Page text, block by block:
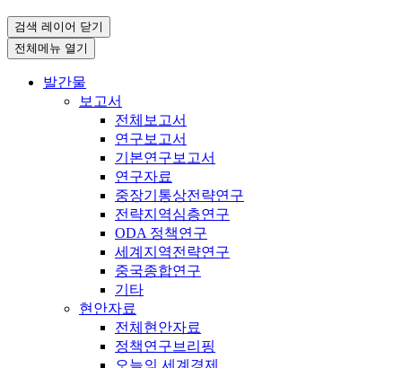
검색 레이어 닫기
전체메뉴 열기
발간물
보고서
전체보고서
연구보고서
기본연구보고서
연구자료
중장기통상전략연구
전략지역심층연구
ODA 정책연구
세계지역전략연구
중국종합연구
기타
현안자료
전체현안자료
정책연구브리핑
오늘의 세계경제